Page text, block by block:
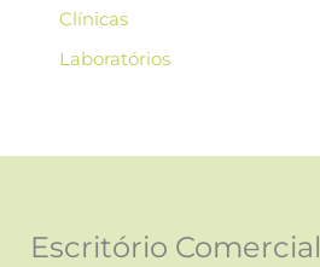
Clínicas
Laboratórios
Escritório Comercial